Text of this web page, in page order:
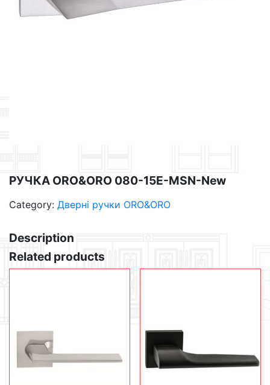
РУЧКА ORO&ORO 080-15E-MSN-New
Category: Дверні ручки ORO&ORO
Description
Related products